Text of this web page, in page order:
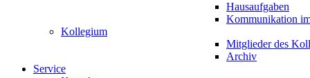
Hausaufgaben
Kommunikation
Kollegium
Mitglieder des
Archiv
Service